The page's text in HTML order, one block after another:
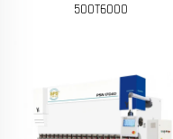
500T6000